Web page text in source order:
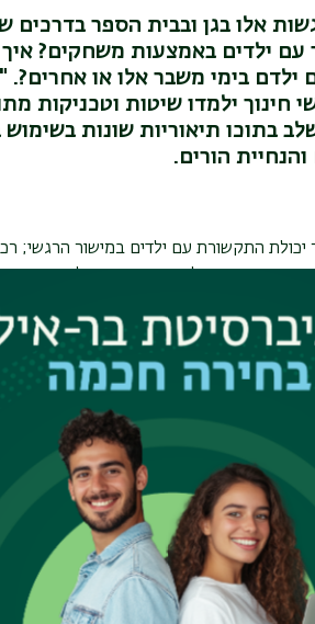
אלו בגן ובבית הספר בדרכים
ילדים באמצעות משחקים? איך
ילדם בימי משבר אלו או אחרים?.
ילמדו שיטות וטכניקות
לילדים בני 10-2. הקורס משלב בתוכו תיאוריות שונות
והנחיית הורים.
התקשורת עם ילדים במישור הרגשי;
יישום הכלים בעבודה עם ילדים והורים
ים חינוכיות/ים בעלי תואר ראשון